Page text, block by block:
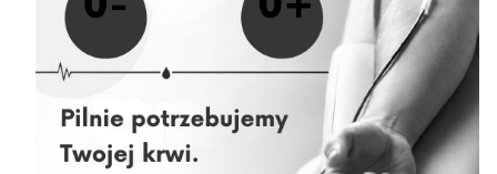
06.08.2026 » Akcja krwiodawstwa Magnolia Park
04.08.2026 » Akcja krwiodawstwa w Obornikach Śląskich
04.08.2026 » Harmonogram akcji wyjazdowych